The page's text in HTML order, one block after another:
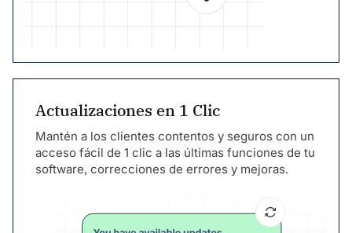
Actualizaciones en 1 Clic
Mantén a los clientes contentos y seguros con un
acceso fácil de 1 clic a las últimas funciones de tu
software, correcciones de errores y mejoras.